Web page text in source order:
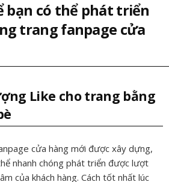
bạn có thể phát triển
trang fanpage cửa
Like cho trang bằng
cửa hàng mới được xây dựng,
nhanh chóng phát triển được lượt
của khách hàng. Cách tốt nhất lúc